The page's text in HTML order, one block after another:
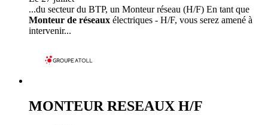
...du secteur du BTP, un Monteur réseau (H/F) En tant que
Monteur de réseaux électriques - H/F, vous serez amené à
intervenir...
MONTEUR RESEAUX H/F